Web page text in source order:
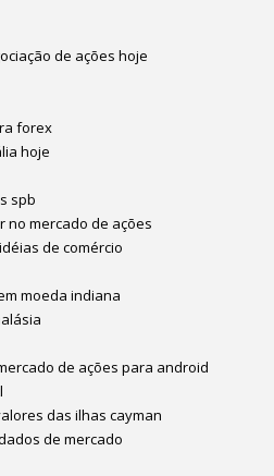
de ações hoje
forex
hoje
spb
no mercado de ações
de comércio
moeda indiana
de ações para android
das ilhas cayman
de mercado